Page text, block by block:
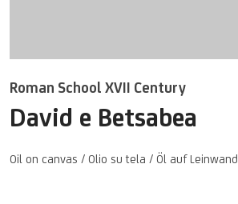
Roman School XVII Century
David e Betsabea
Oil on canvas / Olio su tela / Öl auf Leinwand